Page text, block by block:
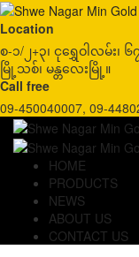
Location
စ-၁/၂+၃၊ ငုရွှေဝါလမ်း၊
မြို့သစ်၊ မန္တလေးမြို့။
Call free
09-450040007, 09-
HOME
PRODUCTS
NEWS
ABOUT US
CONTACT US